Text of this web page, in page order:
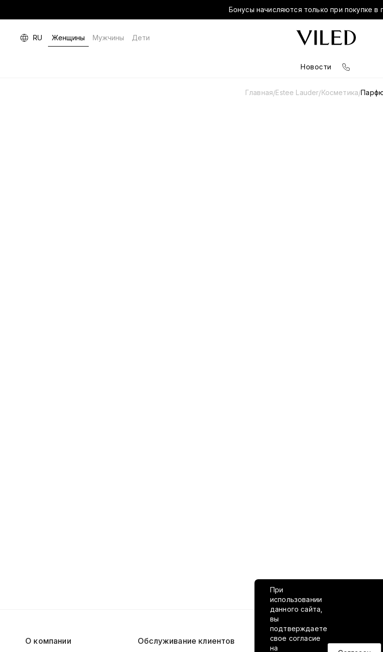
Бонусы начисляются только при покупке в
RU Женщины Мужчины Дети
Новости
Главная/Estee Lauder/Косметика/
При
использовании
данного сайта,
вы
подтверждаете
свое согласие
на
О компании Обслуживание клиентов VILED в соцсетях